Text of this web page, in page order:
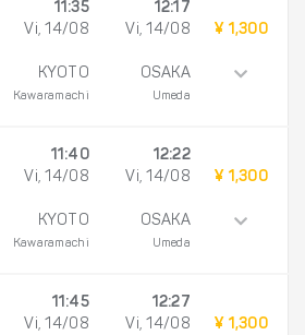
11:35
Vi, 14/08
KYOTO
Kawaramachi
12:17
Vi, 14/08
OSAKA
Umeda
¥ 1,300
11:40
Vi, 14/08
KYOTO
Kawaramachi
12:22
Vi, 14/08
OSAKA
Umeda
¥ 1,300
11:45
Vi, 14/08
12:27
Vi, 14/08
¥ 1,300